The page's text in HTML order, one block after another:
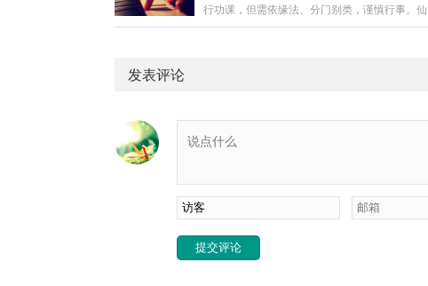
兄弟、姊妹。问...
轨。第一章：总论——何谓“重日”？三月三、六
月六、九月九，皆为农历中“月日同数”之重日。
行功课，但需依缘法、分门别类，谨慎行事。仙
家被困情形各异，解救之法亦须对症施为，不可
语言沟通或焚香禀明，直接唤回。受制被困者：
若仙家被符咒、绳索、铁笼、栏杆等法物禁锢，
通晓破符之法，依咒文性...
发表评论
提交评论